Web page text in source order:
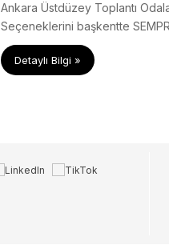
Ankara Üstdüzey Toplantı
Seçeneklerini başkentte
edebilirsiniz.
Detaylı Bilgi »